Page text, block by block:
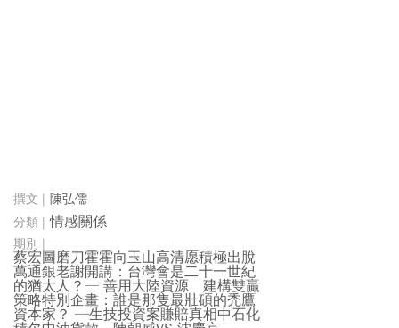
陳弘儒
情感關係
蔡宏圖磨刀霍霍向玉山高清愿積極出脫
萬通銀老謝開講：台灣會是二十一世紀
的猶太人？─ 善用大陸資源 建構雙贏
策略特別企畫：誰是那隻最壯碩的禿鷹
資本家？ ─生技投資案賺賠真相中石化